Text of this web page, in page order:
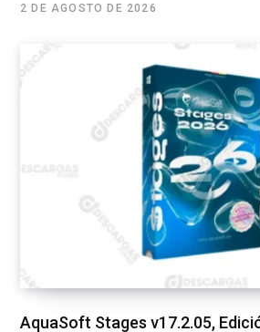
2 DE AGOSTO DE 2026
AquaSoft Stages v17.2.05,